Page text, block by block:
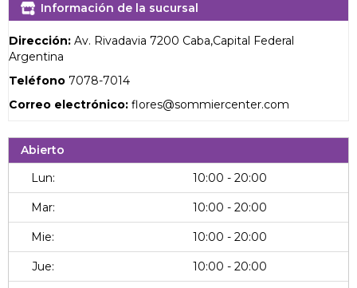
Información de la sucursal
Dirección: Av. Rivadavia 7200 Caba,Capital Federal
Argentina
Teléfono 7078-7014
Correo electrónico: flores@sommiercenter.com
Abierto
Lun:
10:00 - 20:00
Mar: 10:00 - 20:00
Mie: 10:00 - 20:00
Jue: 10:00 - 20:00